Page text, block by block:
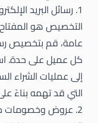
1. رسائل البريد الإلكتروني المخصصة
التخصيص هو
عامة، قم بتخصيص
كل عميل على حدة.
إلى عمليات الشراء
التي قد تهمه بناءً
2. عروض وخصومات حصرية